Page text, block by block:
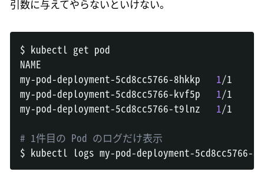
引数に与えてやらないといけない。
$ kubectl get pod
NAME                                        READY
my-pod-deployment-5cd8cc5766-8hkkp 1/1
my-pod-deployment-5cd8cc5766-kvf5p 1/1
my-pod-deployment-5cd8cc5766-t9lnz 1/1
# 1件目の Pod のログだけ表示